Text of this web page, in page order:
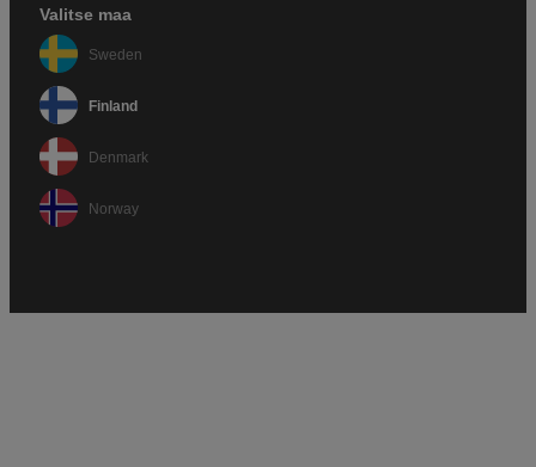
Valitse maa
Sweden
Finland
Denmark
Norway